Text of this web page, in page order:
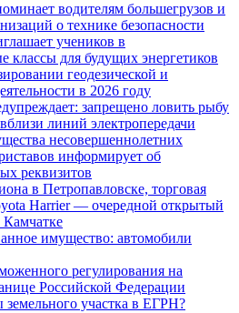
водителям большегрузов и
о технике безопасности
учеников в
классы для будущих энергетиков
геодезической и
в 2026 году
запрещено ловить рыбу
линий электропередачи
несовершеннолетних
информирует об
реквизитов
в Петропавловске, торговая
Harrier — очередной открытый
Камчатке
имущество: автомобили
регулирования на
Российской Федерации
участка в ЕГРН?